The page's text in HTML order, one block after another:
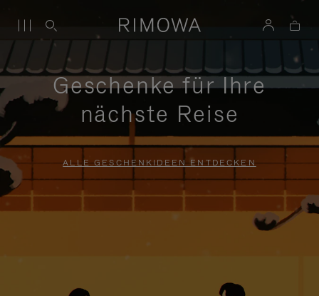
Geschenke für Ihre
nächste Reise
ALLE GESCHENKIDEEN ENTDECKEN